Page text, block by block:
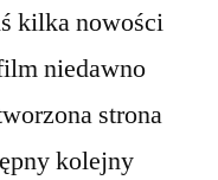
kilka nowości
niedawno
strona
kolejny